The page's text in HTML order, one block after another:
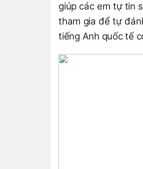
giúp các em tự tin
tham gia để tự
tiếng Anh quốc tế